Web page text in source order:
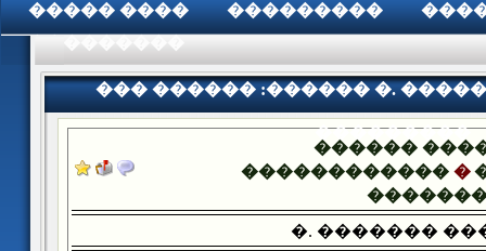
���� ����� ���������
��� ������ :������ �.
���������
������
�������������
�. �������